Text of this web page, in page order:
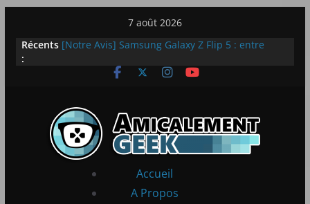
contenu
7 août 2026
Récents
:
[Notre Avis] Samsung Galaxy Z Flip 5 : entre
[PS5] New World Aeternum [Notre Avis]
LEGO dévoile la LEGO Technic McLaren P1
Accueil
A Propos